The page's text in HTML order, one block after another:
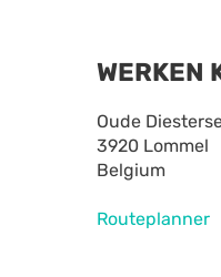
WERKEN
Oude
3920 Lommel
Belgium
Routeplanner